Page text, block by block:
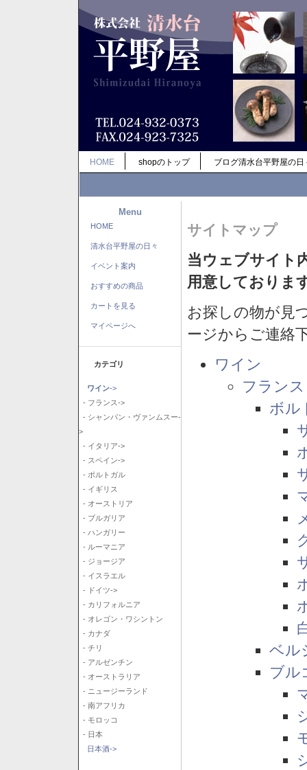
HOME shopのトップ ブログ清水台平野屋の日
Menu
HOME
清水台平野屋の日々
イベント案内
おすすめの商品
カートを見る
マイページへ
カテゴリ
ワイン->
- フランス->
- シャンパン・ヴァンムスー-
>
- イタリア->
- スペイン->
- ポルトガル
- イギリス
- オーストリア
- ブルガリア
- ハンガリー
- ルーマニア
- ジョージア
- イスラエル
- ドイツ->
- カリフォルニア
- オレゴン・ワシントン
- カナダ
- チリ
- アルゼンチン
- オーストラリア
- ニュージーランド
- 南アフリカ
- モロッコ
- 日本
日本酒->
サイトマップ
当ウェブサイト
用意しておりま
お探しの物が見
ージからご連絡
ワイン
フランス
ボル
ベル
ブル